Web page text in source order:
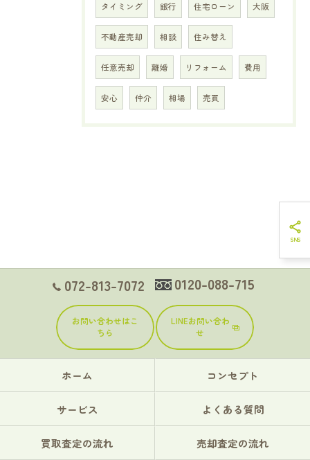
タイミング 銀行 住宅ローン 大阪
不動産売却 相談 住み替え
任意売却 離婚 リフォーム 費用
安心 仲介 相場 売買
072-813-7072 0120-088-715
お問い合わせはこ
ちら
LINEお問い合わ
せ
ホーム コンセプト
サービス よくある質問
買取査定の流れ 売却査定の流れ